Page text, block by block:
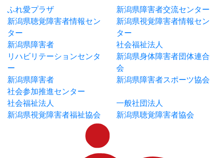
ふれ愛プラザ
新潟県障害者交流センター
新潟県聴覚障害者情報セン
ター
新潟県視覚障害者情報セン
ター
新潟県障害者
リハビリテーションセンタ
ー
社会福祉法人
新潟県身体障害者団体連合
会
新潟県障害者
社会参加推進センター
新潟県障害者スポーツ協会
社会福祉法人
新潟県視覚障害者福祉協会
一般社団法人
新潟県聴覚障害者協会